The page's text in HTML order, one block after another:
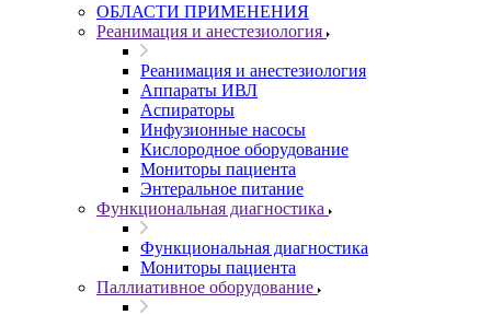
ОБЛАСТИ ПРИМЕНЕНИЯ
Реанимация и анестезиология
Реанимация и анестезиология
Аппараты ИВЛ
Аспираторы
Инфузионные насосы
Кислородное оборудование
Мониторы пациента
Энтеральное питание
Функциональная диагностика
Функциональная диагностика
Мониторы пациента
Паллиативное оборудование